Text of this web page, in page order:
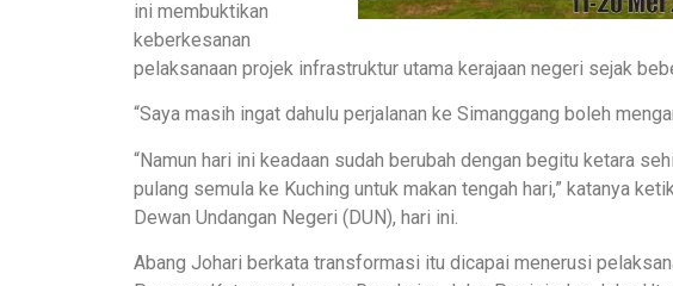
ini membuktikan
keberkesanan
pelaksanaan projek infrastruktur utama kerajaan negeri sejak
“Saya masih ingat dahulu perjalanan ke Simanggang boleh
“Namun hari ini keadaan sudah berubah dengan begitu ketara
pulang semula ke Kuching untuk makan tengah hari,” katanya
Dewan Undangan Negeri (DUN), hari ini.
Abang Johari berkata transformasi itu dicapai menerusi